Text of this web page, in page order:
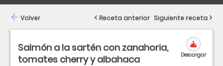
Salmón a la sartén con zanahoria,
tomates cherry y albahaca
Descargar
Volver Receta anterior Siguiente receta